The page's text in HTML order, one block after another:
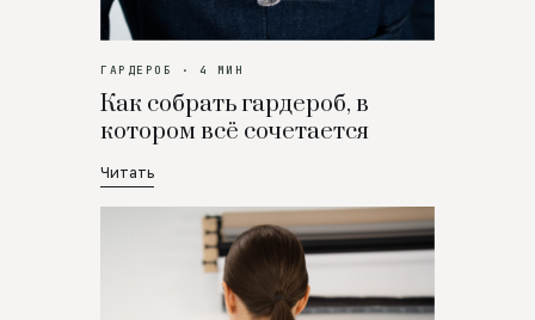
ГАРДЕРОБ · 4 МИН
Как собрать гардероб, в
котором всё сочетается
Читать